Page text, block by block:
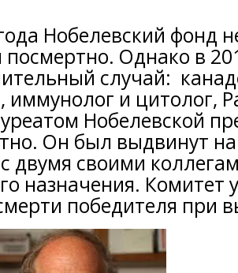
Нобелевский фонд
Однако в
случай:
иммунолог и цитолог,
Нобелевской
Он был выдвинут
двумя своими
назначения. Комитет
победителя при